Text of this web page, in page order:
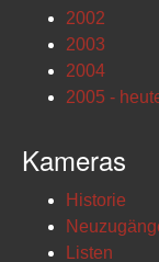
2002
2003
2004
2005 -
Kameras
Historie
Listen